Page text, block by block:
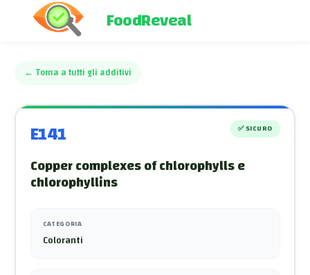
FoodReveal
← Torna a tutti gli additivi
E141 ✅SICURO
Copper complexes of chlorophylls e
chlorophyllins
CATEGORIA
Coloranti